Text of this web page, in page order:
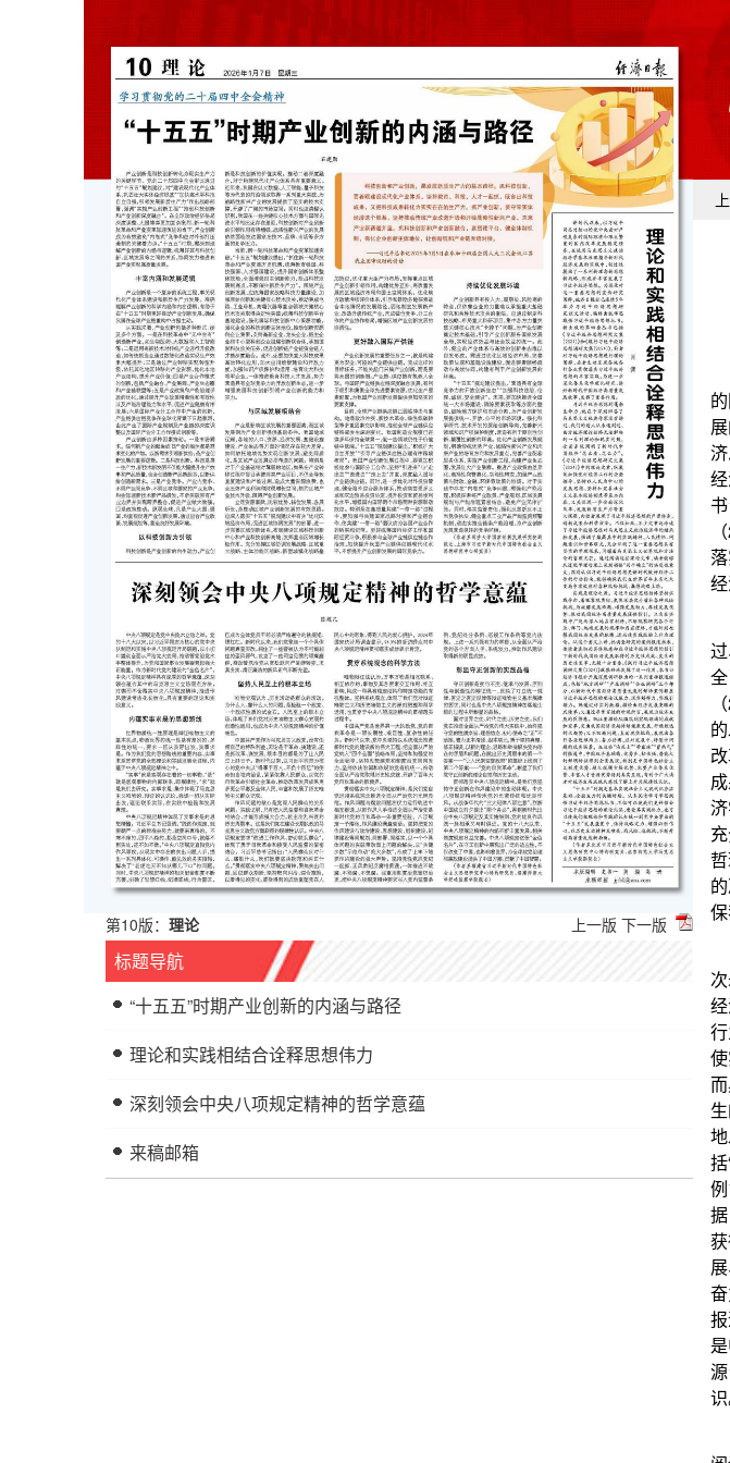
第10版： 理论 上一版 下一版
标题导航
“十五五”时期产业创新的内涵与路径
理论和实践相结合诠释思想伟力
深刻领会中央八项规定精神的哲学意蕴
来稿邮箱
新时代以来
的国内改革发展
展的实践中，
济思想。为深
经济思想研究
书包括《习近
（2024）》，
落实习近平经
经济高质量发展
习近平经
过、我们的前
全面系统阐明
（2024）》中
的发展思想、
改革、发展新
成果和科学方
济学的继承和
充分证明了这一
哲理光芒。通
的决定性意义
保我们在世界百
实践是理论
次矛盾和各种
经济高质量发
行业、部门、
使实践经验上
而具体地感知
生的历史性变
地发挥了这一
括“地方调研
例彰显习近平
据，描绘出经
获得感。既注
展、行稳致远
奋力拼搏，应
报道中，中国
是中国特色社
源优势得到真
“十五五”
阅读学习学思
理论内涵，感
“十五五”发展
险、迎挑战，
（作者系
师范大学马克